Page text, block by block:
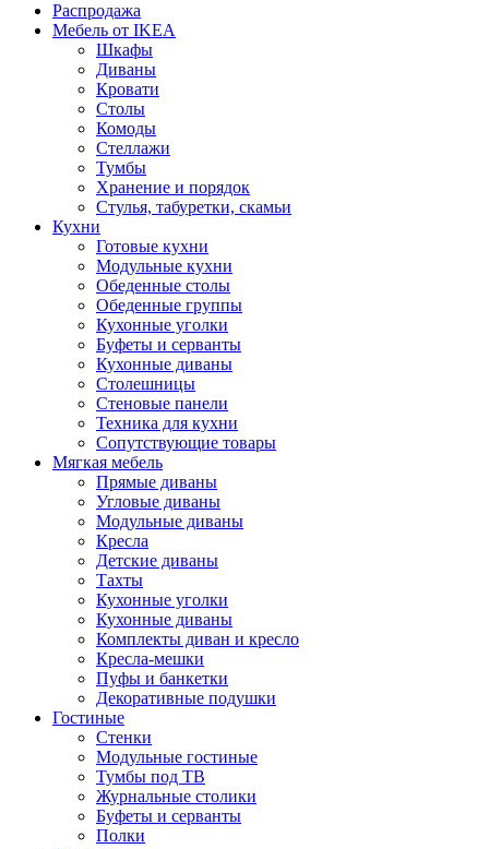
Распродажа
Мебель от IKEA
Шкафы
Диваны
Кровати
Столы
Комоды
Стеллажи
Тумбы
Хранение и порядок
Стулья, табуретки, скамьи
Кухни
Готовые кухни
Модульные кухни
Обеденные столы
Обеденные группы
Кухонные уголки
Буфеты и серванты
Кухонные диваны
Столешницы
Стеновые панели
Техника для кухни
Сопутствующие товары
Мягкая мебель
Прямые диваны
Угловые диваны
Модульные диваны
Кресла
Детские диваны
Тахты
Кухонные уголки
Кухонные диваны
Комплекты диван и кресло
Кресла-мешки
Пуфы и банкетки
Декоративные подушки
Гостиные
Стенки
Модульные гостиные
Тумбы под ТВ
Журнальные столики
Буфеты и серванты
Полки